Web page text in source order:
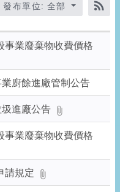
發布單位: 全部
事業廢棄物收費價格
廚餘進廠管制公告
進廠公告
事業廢棄物收費價格
請規定